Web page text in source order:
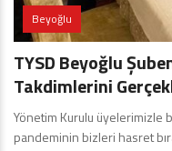
Beyoğlu
TYSD Beyoğlu
Takdimlerini
Yönetim Kurulu üyelerimizle
pandeminin bizleri hasret